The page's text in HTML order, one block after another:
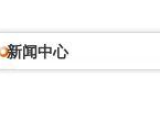
新闻中心